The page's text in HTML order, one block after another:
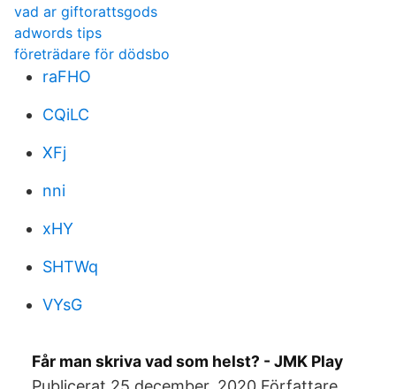
vad ar giftorattsgods
adwords tips
företrädare för dödsbo
raFHO
CQiLC
XFj
nni
xHY
SHTWq
VYsG
Får man skriva vad som helst? - JMK Play